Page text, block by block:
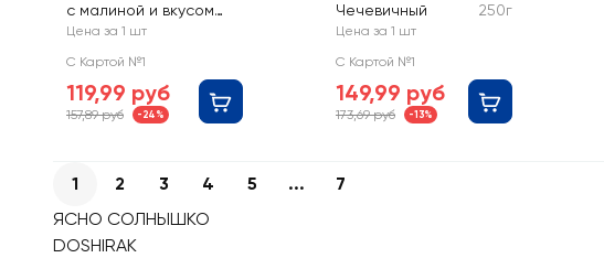
с малиной и вкусом
сливок, 200г
Цена за 1 шт
С Картой №1
119,99 руб
157,89 руб -24%
Чечевичный
250г
Цена за 1 шт
С Картой №1
149,99 руб
173,69 руб -13%
1 2 3 4 5 ...
7
ЯСНО СОЛНЫШКО
DOSHIRAK